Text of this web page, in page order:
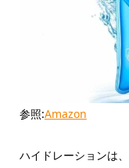
参照:Amazon
ハイドレーションは